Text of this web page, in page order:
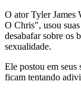
O ator Tyler James
O Chris", usou
desabafar sobre os
sexualidade.
Ele postou em seus
ficam tentando